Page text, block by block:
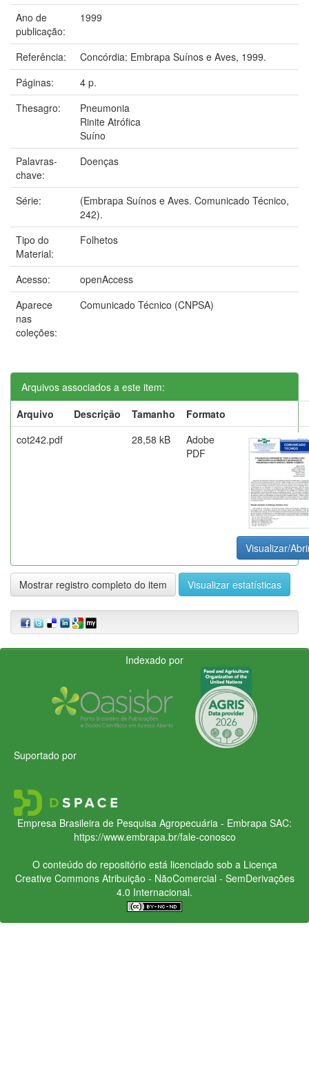
Ano de
publicação:
1999
Referência:
Concórdia: Embrapa Suínos e Aves, 1999.
Páginas:
4 p.
Thesagro:
Pneumonia
Rinite Atrófica
Suíno
Palavras-
chave:
Doenças
Série:
(Embrapa Suínos e Aves. Comunicado Técnico,
242).
Tipo do
Material:
Folhetos
Acesso:
openAccess
Aparece
nas
coleções:
Comunicado Técnico (CNPSA)
Arquivos associados a este item:
Arquivo
Descrição Tamanho
Formato
cot242.pdf
28,58 kB
Adobe
PDF
Visualizar/
Mostrar registro completo do item Visualizar estatísticas
Indexado por
Suportado por
Empresa Brasileira de Pesquisa Agropecuária - Embrapa SAC:
https://www.embrapa.br/fale-conosco
O conteúdo do repositório está licenciado sob a Licença
Creative CommonsAtribuição - NãoComercial - SemDerivações
4.0 Internacional.